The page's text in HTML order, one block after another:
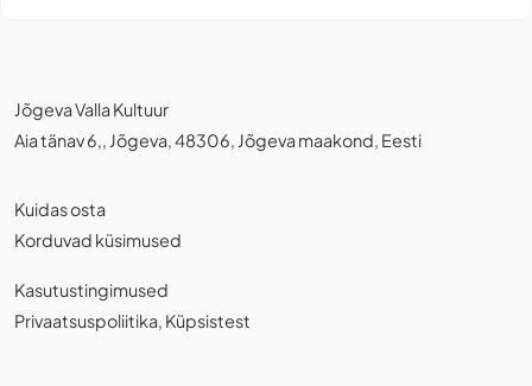
Jõgeva Valla Kultuur
Aia tänav 6,, Jõgeva, 48306, Jõgeva maakond, Eesti
Kuidas osta
Korduvad küsimused
Kasutustingimused
Privaatsuspoliitika, Küpsistest